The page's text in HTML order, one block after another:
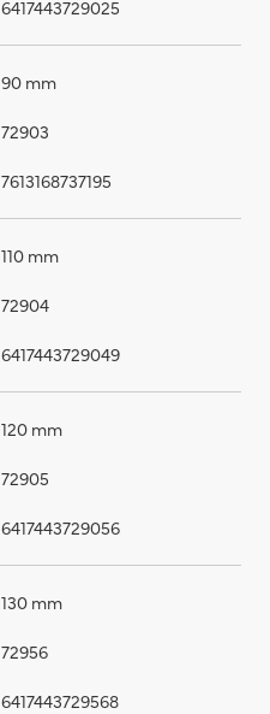
6417443729025
90 mm
72903
7613168737195
110 mm
72904
6417443729049
120 mm
72905
6417443729056
130 mm
72956
6417443729568